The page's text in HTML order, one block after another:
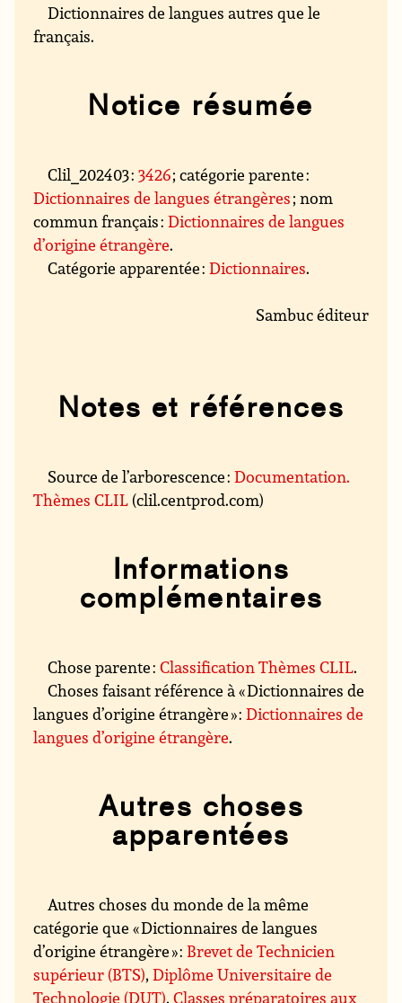
Dictionnaires de langues autres que le
français.
Notice résumée
Clil_202403 :3426; catégorie parente :
Dictionnaires de langues étrangères; nom
commun français :Dictionnaires de langues
d’origine étrangère.
Catégorie apparentée :Dictionnaires.
Sambuc éditeur
Notes et références
Source de l’arborescence :Documentation.
Thèmes CLIL (clil.centprod.com)
Informations
complémentaires
Chose parente :Classification Thèmes CLIL.
Choses faisant référence à « Dictionnaires de
langues d’origine étrangère » :Dictionnaires de
langues d’origine étrangère.
Autres choses
apparentées
Autres choses du monde de la même
catégorie que « Dictionnaires de langues
d’origine étrangère » : Brevet de Technicien
supérieur (BTS),Diplôme Universitaire de
Technologie (DUT),Classes préparatoires aux